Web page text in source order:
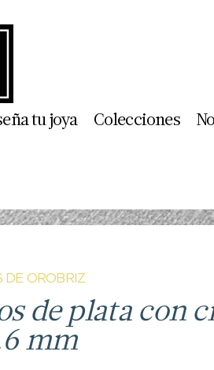
tu joya Colecciones
DE OROBRIZ
de plata con
mm